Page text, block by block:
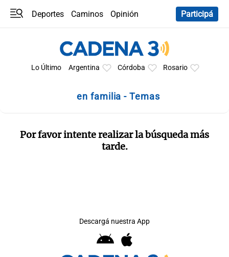
Deportes Caminos
Opinión
Participá
Lo Último Argentina Córdoba Rosario
en familia - Temas
Por favor intente realizar la búsqueda más
tarde.
Descargá nuestra App